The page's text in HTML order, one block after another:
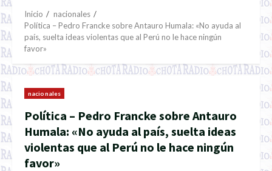
Inicio
nacionales
Política – Pedro Francke sobre Antauro Humala: «No ayuda al
país, suelta ideas violentas que al Perú no le hace ningún
favor»
nacionales
Política – Pedro Francke sobre Antauro
Humala: «No ayuda al país, suelta ideas
violentas que al Perú no le hace ningún
favor»